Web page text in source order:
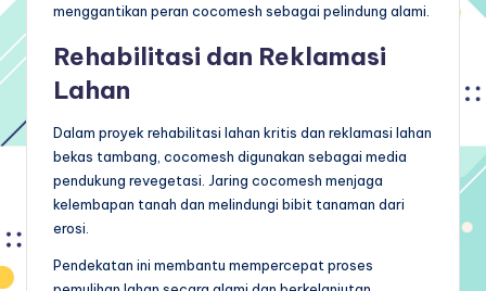
menggantikan peran cocomesh sebagai pelindung alami.
Rehabilitasi dan Reklamasi
Lahan
Dalam proyek rehabilitasi lahan kritis dan reklamasi lahan
bekas tambang, cocomesh digunakan sebagai media
pendukung revegetasi. Jaring cocomesh menjaga
kelembapan tanah dan melindungi bibit tanaman dari
erosi.
Pendekatan ini membantu mempercepat proses